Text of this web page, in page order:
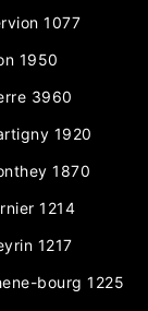
1077
1950
3960
1920
1870
1214
1217
bourg 1225